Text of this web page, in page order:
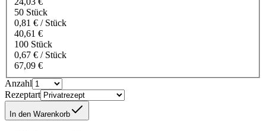
50 Stück
0,81 € / Stück
40,61 €
100 Stück
0,67 € / Stück
67,09 €
Anzahl
Rezeptart
In den Warenkorb